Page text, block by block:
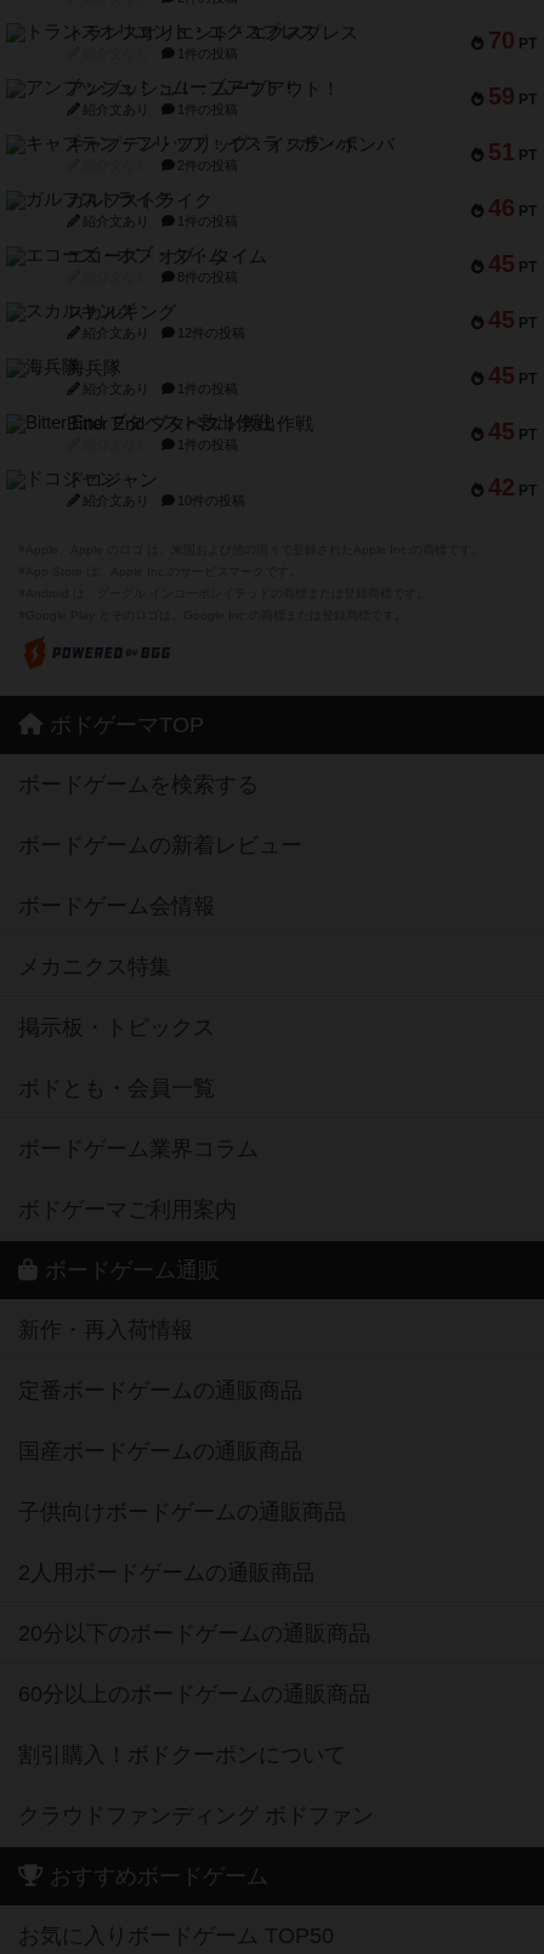
70 PT
トランスオリエント・エクスプレス
1件の投稿
59 PT
アンブッシュ！：ムーブアウト！
紹介文あり 1件の投稿
51 PT
キャプテン・フリップ：イスラ・ボンバ
2件の投稿
46 PT
ガルフストライク
紹介文あり 1件の投稿
45 PT
エコーズ・オブ・タイム
8件の投稿
45 PT
スカルキング
紹介文あり 12件の投稿
45 PT
海兵隊
紹介文あり 1件の投稿
45 PT
Bitter End ブタペスト救出作戦
1件の投稿
42 PT
ドコジャン
紹介文あり 10件の投稿
ボドゲーマTOP
ボードゲームを検索する
ボードゲームの新着レビュー
ボードゲーム会情報
メカニクス特集
掲示板・トピックス
ボドとも・会員一覧
ボードゲーム業界コラム
ボドゲーマご利用案内
ボードゲーム通販
新作・再入荷情報
定番ボードゲームの通販商品
国産ボードゲームの通販商品
子供向けボードゲームの通販商品
2人用ボードゲームの通販商品
20分以下のボードゲームの通販商品
60分以上のボードゲームの通販商品
割引購入！ボドクーポンについて
クラウドファンディング ボドファン
おすすめボードゲーム
お気に入りボードゲーム TOP50